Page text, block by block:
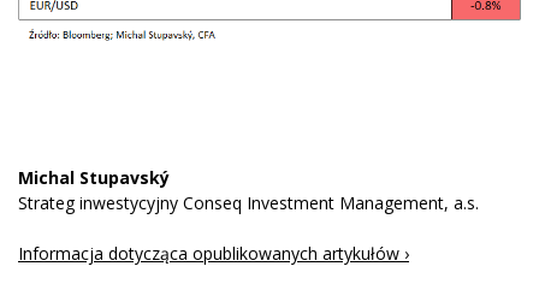
Michal Stupavský
Strateg inwestycyjny Conseq Investment Management, a.s.
Informacja dotycząca opublikowanych artykułów ›